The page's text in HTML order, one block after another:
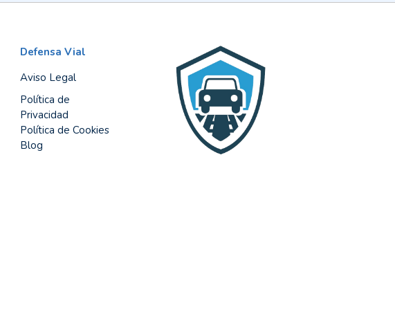
Defensa Vial
Aviso Legal
Política de
Privacidad
Política de Cookies
Blog